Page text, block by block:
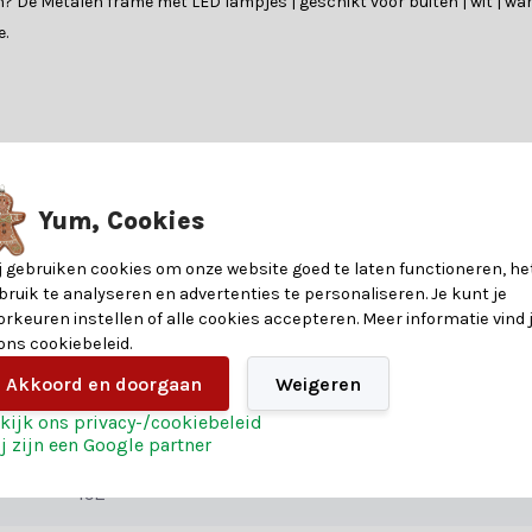
over de materialen en eigenschappen van dit product. Heb je
heeft. Of je nu op zoek bent naar betoverende verlichting,
Heb je hulp nodig? Onze klantenservice biedt persoonlijk
van de extra voordelen:
8720725887008
28
Zilver
192
Yum, Cookies
gebruiken cookies om onze website goed te laten functioneren,
te analyseren en advertenties te personaliseren. Je kunt je
instellen of alle cookies accepteren. Meer informatie vind
cookiebeleid.
Akkoord en doorgaan
Weigeren
ons privacy-/cookiebeleid
zijn een Google partner